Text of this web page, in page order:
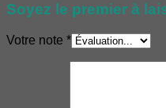
Soyez le premier à
Votre note *